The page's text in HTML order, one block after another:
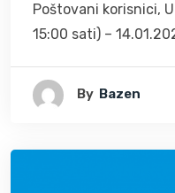
Poštovani korisnici,
15:00 sati) –
By Bazen